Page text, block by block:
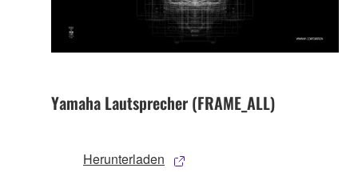
Yamaha Lautsprecher (FRAME_ALL)
Herunterladen